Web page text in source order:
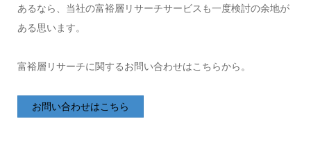
あるなら、当社の富裕層リサーチサービスも一度検討の余地が
ある思います。
富裕層リサーチに関するお問い合わせはこちらから。
お問い合わせはこちら